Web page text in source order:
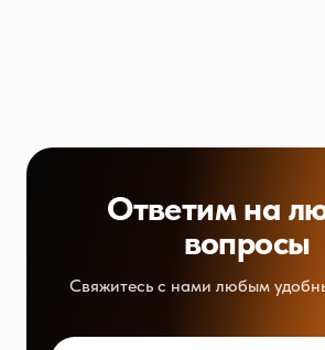
Ответим на
вопросы
Свяжитесь с нами любым